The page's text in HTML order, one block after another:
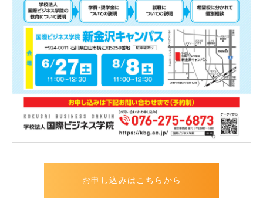
お申し込みはこちらから